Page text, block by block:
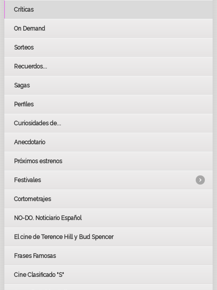
Críticas
On Demand
Sorteos
Recuerdos...
Sagas
Perfiles
Curiosidades de...
Anecdotario
Próximos estrenos
Festivales
LOS OSCARS
GOYAS
BAFTA
Cortometrajes
NO-DO. Noticiario Español
El cine de Terence Hill y Bud Spencer
Frases Famosas
Cine Clasificado "S"